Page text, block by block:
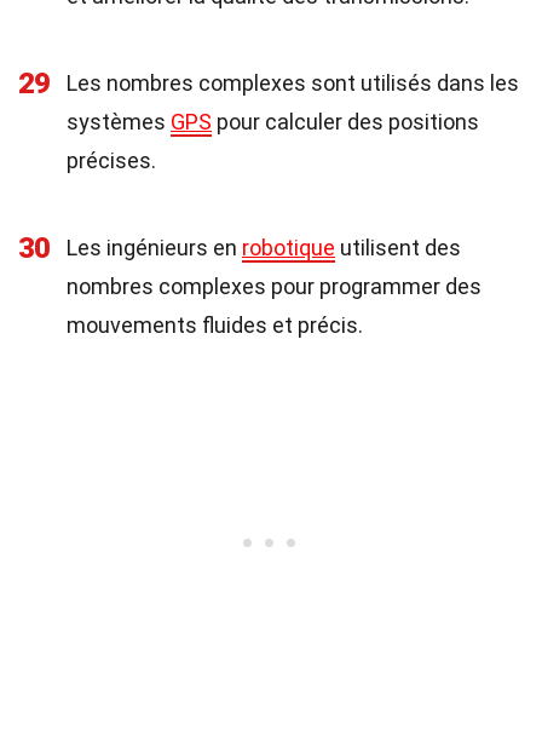
29
Les nombres complexes sont utilisés dans les
systèmes GPS pour calculer des positions
précises.
30 Les ingénieurs en robotique utilisent des
nombres complexes pour programmer des
mouvements fluides et précis.